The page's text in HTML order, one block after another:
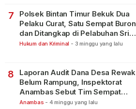
7
Polsek Bintan Timur Bekuk Dua
Pelaku Curat, Satu Sempat Buron
dan Ditangkap di Pelabuhan Sri
Bintan Pura
Hukum dan Kriminal - 3 minggu yang lalu
8
Laporan Audit Dana Desa Rewak
Belum Rampung, Inspektorat
Anambas Sebut Tim Sempat
Terbagi Tangani Kasus Lain
Anambas - 4 minggu yang lalu